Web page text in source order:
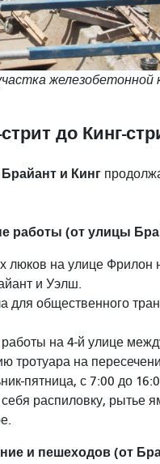
железобетонной
до Кинг-
и Кинг
работы (от улицы
люков на улице Фрилон
и Уэлш.
для общественного
на 4-й улице
тротуара на
пятница, с 7:00 до
распиловку, рытье
и пешеходов (от